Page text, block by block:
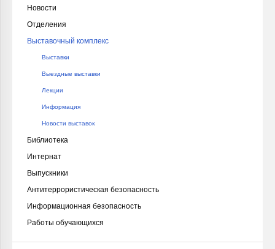
Новости
Отделения
Выставочный комплекс
Выставки
Выездные выставки
Лекции
Информация
Новости выставок
Библиотека
Интернат
Выпускники
Антитеррористическая безопасность
Информационная безопасность
Работы обучающихся